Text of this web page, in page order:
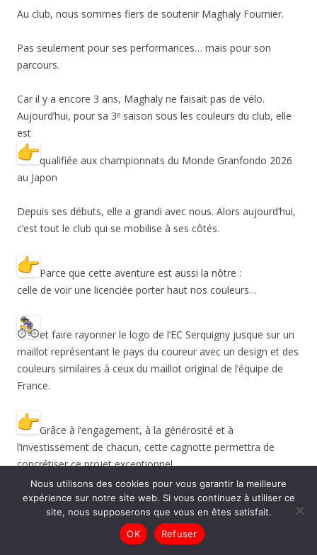
Au club, nous sommes fiers de soutenir Maghaly Fournier.
Pas seulement pour ses performances… mais pour son
parcours.
Car il y a encore 3 ans, Maghaly ne faisait pas de vélo.
Aujourd’hui, pour sa 3ᵉ saison sous les couleurs du club, elle
est
qualifiée aux championnats du Monde Granfondo 2026
au Japon
Depuis ses débuts, elle a grandi avec nous. Alors aujourd’hui,
c’est tout le club qui se mobilise à ses côtés.
Parce que cette aventure est aussi la nôtre :
celle de voir une licenciée porter haut nos couleurs…
et faire rayonner le logo de l’EC Serquigny jusque sur un
maillot représentant le pays du coureur avec un design et des
couleurs similaires à ceux du maillot original de l’équipe de
France.
Grâce à l’engagement, à la générosité et à
l’investissement de chacun, cette cagnotte permettra de
concrétiser ce projet exceptionnel.
Chaque contribution devient une force.
Chaque don rapproche Maghaly de la ligne de départ.
Aujourd’hui, nous l’accompagnons.
Nous utilisons des cookies pour vous garantir la meilleure
expérience sur notre site web. Si vous continuez à utiliser ce
site, nous supposerons que vous en êtes satisfait.
OK
Refuser